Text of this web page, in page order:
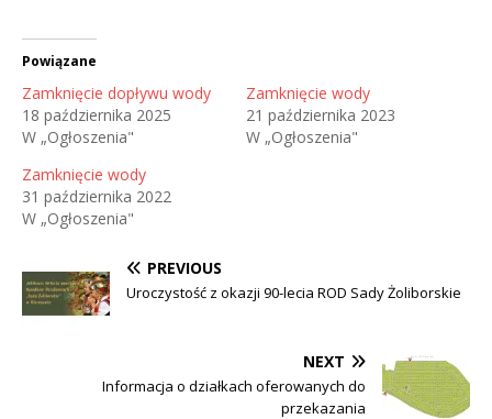
Powiązane
Zamknięcie dopływu wody
18 października 2025
W „Ogłoszenia"
Zamknięcie wody
21 października 2023
W „Ogłoszenia"
Zamknięcie wody
31 października 2022
W „Ogłoszenia"
PREVIOUS
Uroczystość z okazji 90-lecia ROD Sady Żoliborskie
NEXT
Informacja o działkach oferowanych do
przekazania